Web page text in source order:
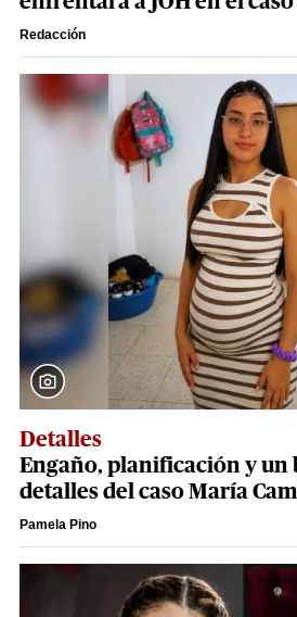
Redacción
Detalles
Engaño, planificación y un
detalles del caso María
Pamela Pino